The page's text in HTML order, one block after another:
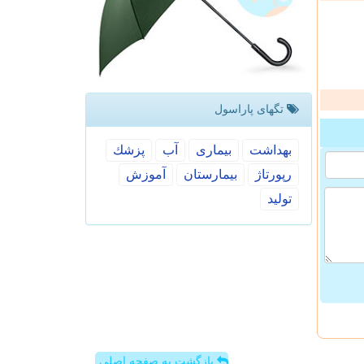
تگهای پاراسول
بهداشت بیماری آب
پزشك
رپورتاژ
بیمارستان
آموزش
تولید
بازگشت به صفحه اصلی